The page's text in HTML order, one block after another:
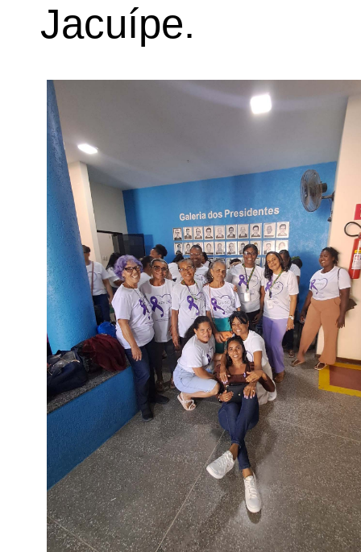
Jacuípe.